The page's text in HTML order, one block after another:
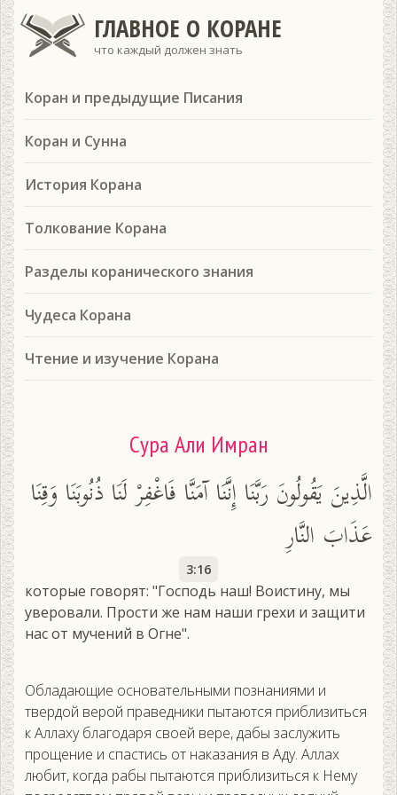
ГЛАВНОЕ О КОРАНЕ
что каждый должен знать
Коран и предыдущие Писания
Коран и Сунна
История Корана
Толкование Корана
Разделы коранического знания
Чудеса Корана
Чтение и изучение Корана
Сура Али Имран
الَّذِينَ يَقُولُونَ رَبَّنَا إِنَّنَا آمَنَّا فَاغْفِرْ لَنَا ذُنُوبَنَا وَقِنَا
عَذَابَ النَّارِ
3:16
которые говорят: "Господь наш! Воистину, мы
уверовали. Прости же нам наши грехи и защити
нас от мучений в Огне".
Обладающие основательными познаниями и
твердой верой праведники пытаются приблизиться
к Аллаху благодаря своей вере, дабы заслужить
прощение и спастись от наказания в Аду. Аллах
любит, когда рабы пытаются приблизиться к Нему